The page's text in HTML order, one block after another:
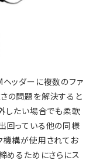
ッダーに複数のファ
の問題を解決すると
したい場合でも柔軟
回っている他の同様
機構が使用されてお
めるためにさらにス